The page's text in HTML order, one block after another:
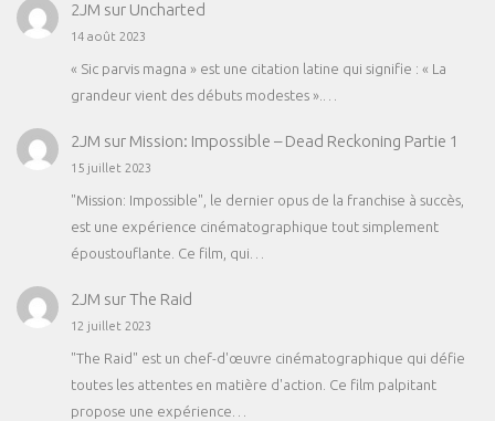
2JM sur Uncharted
14 août 2023
« Sic parvis magna » est une citation latine qui signifie : « La
grandeur vient des débuts modestes ».…
2JM sur Mission: Impossible – Dead Reckoning Partie 1
15 juillet 2023
"Mission: Impossible", le dernier opus de la franchise à succès,
est une expérience cinématographique tout simplement
époustouflante. Ce film, qui…
2JM surThe Raid
12 juillet 2023
"The Raid" est un chef-d'œuvre cinématographique qui défie
toutes les attentes en matière d'action. Ce film palpitant
propose une expérience…